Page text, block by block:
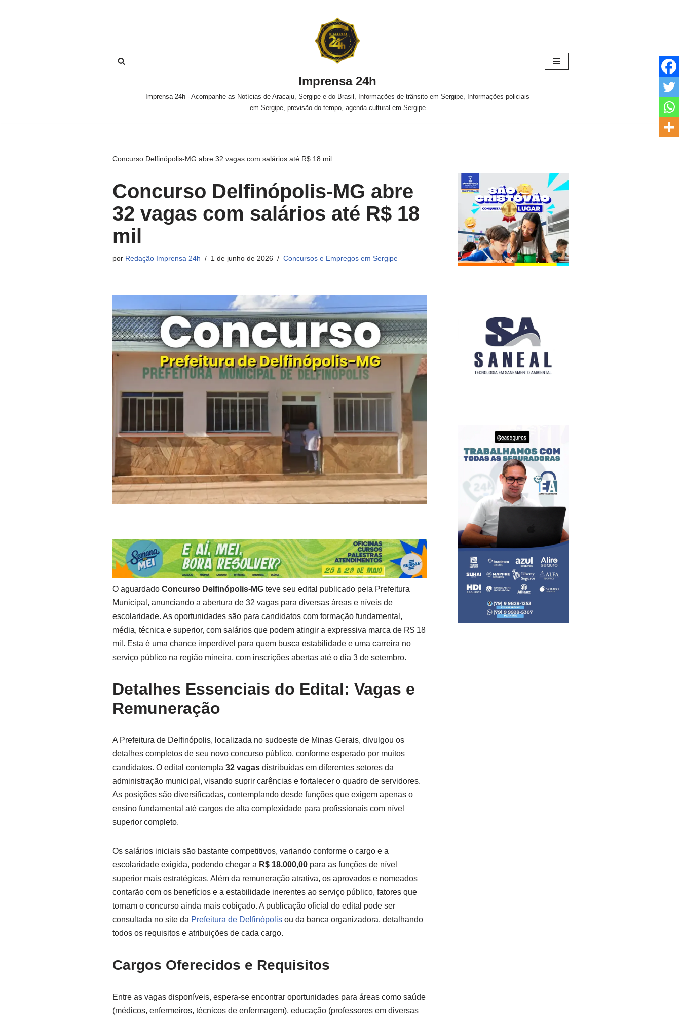
Imprensa 24h
Imprensa 24h - Acompanhe as Notícias de Aracaju, Sergipe e do Brasil, Informações de trânsito em Sergipe, Informações policiais
em Sergipe, previsão do tempo, agenda cultural em Sergipe
Concurso Delfinópolis-MG abre 32 vagas com salários até R$ 18 mil
Concurso Delfinópolis-MG abre
32 vagas com salários até R$ 18
mil
por Redação Imprensa 24h 1 de junho de 2026 Concursos e Empregos em Sergipe
O aguardado Concurso Delfinópolis-MG teve seu edital publicado pela Prefeitura
Municipal, anunciando a abertura de 32 vagas para diversas áreas e níveis de
escolaridade. As oportunidades são para candidatos com formação fundamental,
média, técnica e superior, com salários que podem atingir a expressiva marca de R$ 18
mil. Esta é uma chance imperdível para quem busca estabilidade e uma carreira no
serviço público na região mineira, com inscrições abertas até o dia 3 de setembro.
Detalhes Essenciais do Edital: Vagas e
Remuneração
A Prefeitura de Delfinópolis, localizada no sudoeste de Minas Gerais, divulgou os
detalhes completos de seu novo concurso público, conforme esperado por muitos
candidatos. O edital contempla 32 vagas distribuídas em diferentes setores da
administração municipal, visando suprir carências e fortalecer o quadro de servidores.
As posições são diversificadas, contemplando desde funções que exigem apenas o
ensino fundamental até cargos de alta complexidade para profissionais com nível
superior completo.
Os salários iniciais são bastante competitivos, variando conforme o cargo e a
escolaridade exigida, podendo chegar a R$ 18.000,00 para as funções de nível
superior mais estratégicas. Além da remuneração atrativa, os aprovados e nomeados
contarão com os benefícios e a estabilidade inerentes ao serviço público, fatores que
tornam o concurso ainda mais cobiçado. A publicação oficial do edital pode ser
consultada no site da Prefeitura de Delfinópolis ou da banca organizadora, detalhando
todos os requisitos e atribuições de cada cargo.
Cargos Oferecidos e Requisitos
Entre as vagas disponíveis, espera-se encontrar oportunidades para áreas como saúde
(médicos, enfermeiros, técnicos de enfermagem), educação (professores em diversas